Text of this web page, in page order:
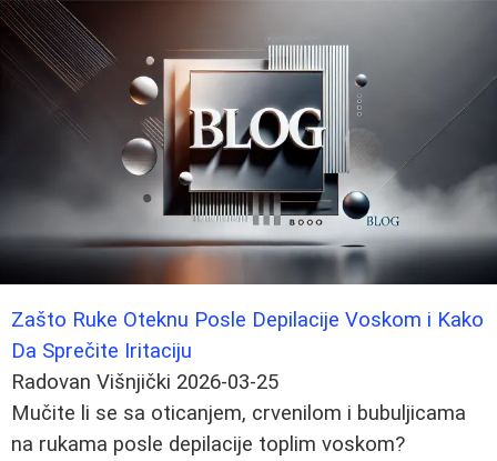
Zašto Ruke Oteknu Posle Depilacije Voskom i Kako
Da Sprečite Iritaciju
Radovan Višnjički 2026-03-25
Mučite li se sa oticanjem, crvenilom i bubuljicama
na rukama posle depilacije toplim voskom?